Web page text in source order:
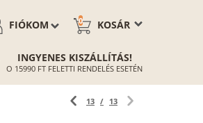
KOSÁR
0
FIÓKOM
INGYENES KISZÁLLÍTÁS!
O 15990 FT FELETTI RENDELÉS ESETÉN
13 / 13